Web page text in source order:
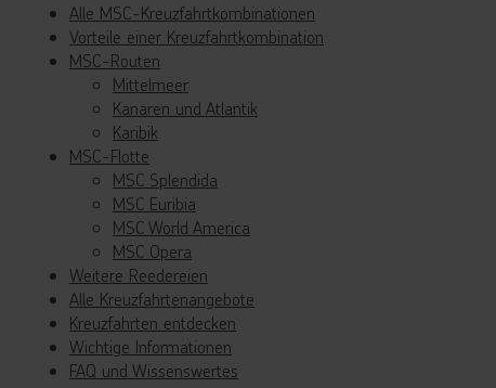
Alle MSC-Kreuzfahrtkombinationen
Vorteile einer Kreuzfahrtkombination
MSC-Routen
Mittelmeer
Kanaren und Atlantik
Karibik
MSC-Flotte
MSC Splendida
MSC Euribia
MSC World America
MSC Opera
Weitere Reedereien
Alle Kreuzfahrtenangebote
Kreuzfahrten entdecken
Wichtige Informationen
FAQ und Wissenswertes